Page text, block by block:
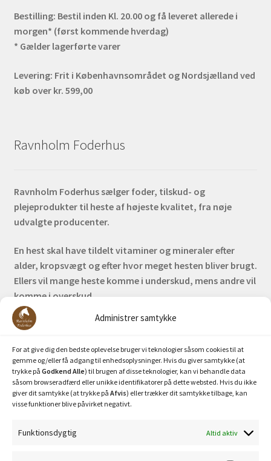
Administrer samtykke
For at give dig den bedste oplevelse bruger vi teknologier såsom cookies til at
gemme og/eller få adgang til enhedsoplysninger. Hvis du giver samtykke (at
trykke på Godkend Alle) til brugen af disse teknologier, kan vi behandle data
såsom browseradfærd eller unikke identifikatorer på dette websted. Hvis du ikke
giver dit samtykke (at trykke på Afvis) eller trækker dit samtykke tilbage, kan
visse funktioner blive påvirket negativt.
Funktionsdygtig Altid aktiv
Bestilling: Bestil inden Kl. 20.00 og få leveret allerede i
morgen* (først kommende hverdag)
* Gælder lagerførte varer
Levering: Frit i Københavnsområdet og Nordsjælland ved
køb over kr. 599,00
Ravnholm Foderhus
Ravnholm Foderhus sælger foder, tilskud- og
plejeprodukter til heste af højeste kvalitet, fra nøje
udvalgte producenter.
En hest skal have tildelt vitaminer og mineraler efter
alder, kropsvægt og efter hvor meget hesten bliver brugt.
Ellers vil mange heste komme i underskud, mens andre vil
komme i overskud.
Bank: Nordea / Reg: 2413 Konto nr. 6285 704 772